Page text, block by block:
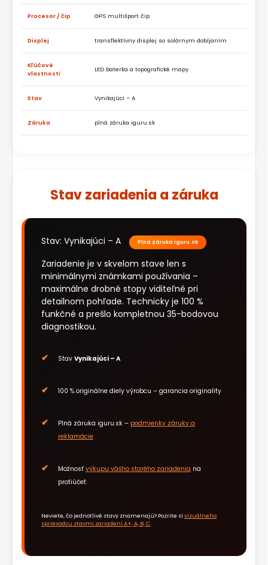
Procesor / čip GPS multišport čip
Displej transflektívny displej so solárnym dobíjaním
Kľúčové
vlastnosti
LED baterka a topografické mapy
Stav Vynikajúci – A
Záruka plná záruka iguru.sk
Stav zariadenia a záruka
Stav: Vynikajúci – A Plná záruka iguru.sk
Zariadenie je v skvelom stave len s
minimálnymi známkami používania –
maximálne drobné stopy viditeľné pri
detailnom pohľade. Technicky je 100 %
funkčné a prešlo kompletnou 35-bodovou
diagnostikou.
Stav Vynikajúci – A
100 % originálne diely výrobcu – garancia originality
Plná záruka iguru.sk – podmienky záruky a
reklamácie
Možnosť výkupu vášho starého zariadenia na
protiúčet
Neviete, čo jednotlivé stavy znamenajú? Pozrite si vizuálneho
sprievodcu stavmi zariadení A+, A, B, C.